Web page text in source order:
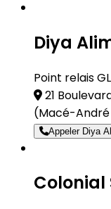
Diya
Point relais
21
(Macé-
Appeler Diya
Colonial